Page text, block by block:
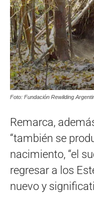
Foto: Fundación Rewilding
Remarca,
“también se
nacimiento, “el
regresar a los
nuevo y